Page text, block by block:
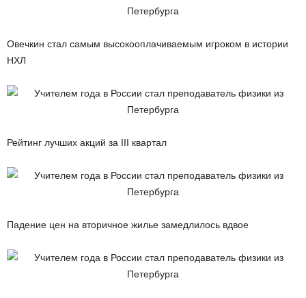
Овечкин стал самым высокооплачиваемым игроком в истории
НХЛ
Рейтинг лучших акций за III квартал
Падение цен на вторичное жилье замедлилось вдвое